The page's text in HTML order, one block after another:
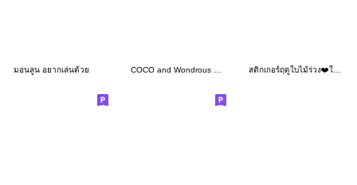
มอนลูน อยากเล่นด้วย สติกเกอร์ฤดูใบไม้ร่วง❤️ใช้ได้แบบน่ารักๆ